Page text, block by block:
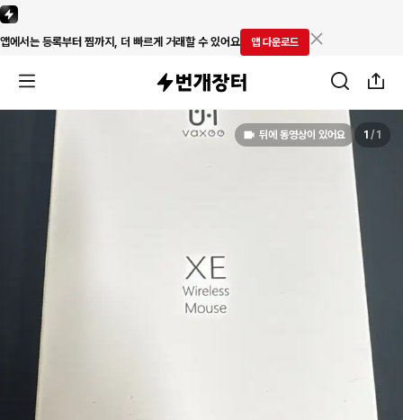
앱에서는 등록부터 찜까지, 더 빠르게 거래할 수 있어요 앱 다운로드
뒤에 동영상이 있어요 1 / 1